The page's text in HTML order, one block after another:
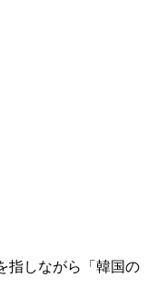
指しながら「韓国の